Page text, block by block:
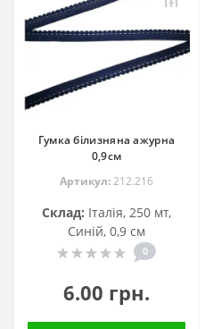
Гумка білизняна ажурна
0,9см
Артикул:212.216
Склад: Італія, 250 мт,
Синій, 0,9 см
0
6.00 грн.